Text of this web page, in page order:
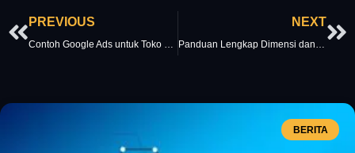
Prev
PREVIOUS
Contoh Google Ads untuk Toko Online: Iklan Hemat, Hasil Maksimal!
NEXT
Panduan Lengkap Dimensi dan Ukuran Postingan LinkedIn
BERITA